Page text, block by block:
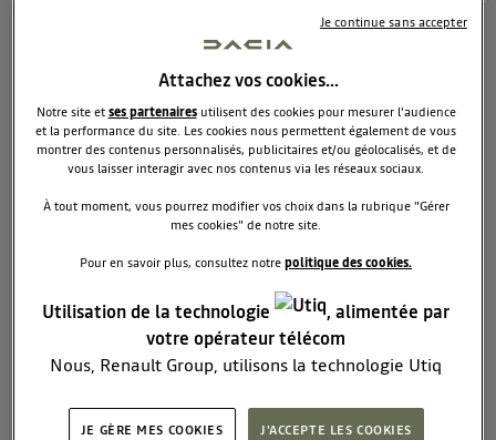
Le24 avril 2022à15:45
comment mettre à jour media nav
toolbox pour mettre a jour le gps d 'un dacia buster
quel est la version des cartes, sur le site Dacia pas
de telechargement possible ! meme connecte sur
mon compte merci
Lire les 7 réponses RÉPONDRE
Attachez vos cookies…
Notre site etses partenairesutilisent des cookies pour mesurer l'audience
et la performance du site. Les cookies nous permettent également de vous
montrer des contenus personnalisés, publicitaires et/ou géolocalisés, et de
vous laisser interagir avec nos contenus via les réseaux sociaux.
À tout moment, vous pourrez modifier vos choix dans la rubrique "Gérer
mes cookies" de notre site.
Pour en savoir plus, consultez notrepolitique des cookies.
Utilisation de la technologie
, alimentée par
votre opérateur télécom
Nous, Renault Group, utilisons la technologie Utiq
cette notice de consentement) et liées à votre
JE GÈRE MES COOKIES J'ACCEPTE LES COOKIES
Je continue sans accepter